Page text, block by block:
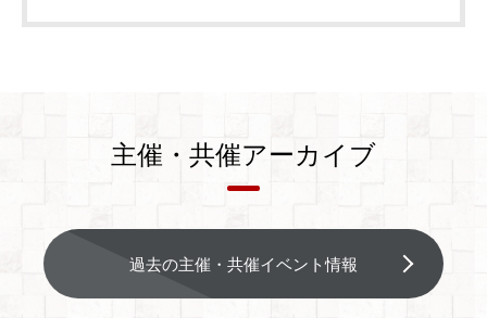
主催・共催アーカイブ
過去の主催・共催イベント情報